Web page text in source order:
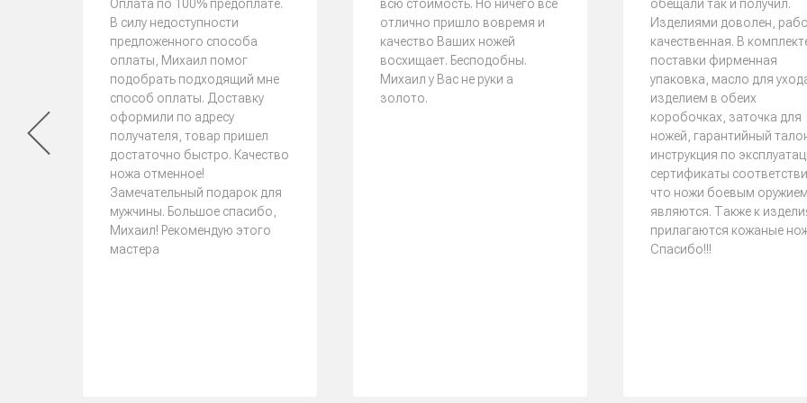
Оплата по 100% предоплате.
В силу недоступности
предложенного способа
оплаты, Михаил помог
подобрать подходящий мне
способ оплаты. Доставку
оформили по адресу
получателя, товар пришел
достаточно быстро. Качество
ножа отменное!
Замечательный подарок для
мужчины. Большое спасибо,
Михаил! Рекомендую этого
мастера
всю стоимость. Но ничего всё
отлично пришло вовремя и
качество Ваших ножей
восхищает. Бесподобны.
Михаил у Вас не руки а
золото.
обещали так и получил.
Изделиями доволен,
качественная. В
поставки фирменная
упаковка, масло для
изделием в обеих
коробочках, заточка для
ножей, гарантийный
инструкция по
сертификаты
что ножи боевым
являются. Также к
прилагаются кожаные
Спасибо!!!